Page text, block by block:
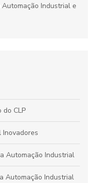
Automação Industrial e
do CLP
Automação Industrial
Automação Industrial